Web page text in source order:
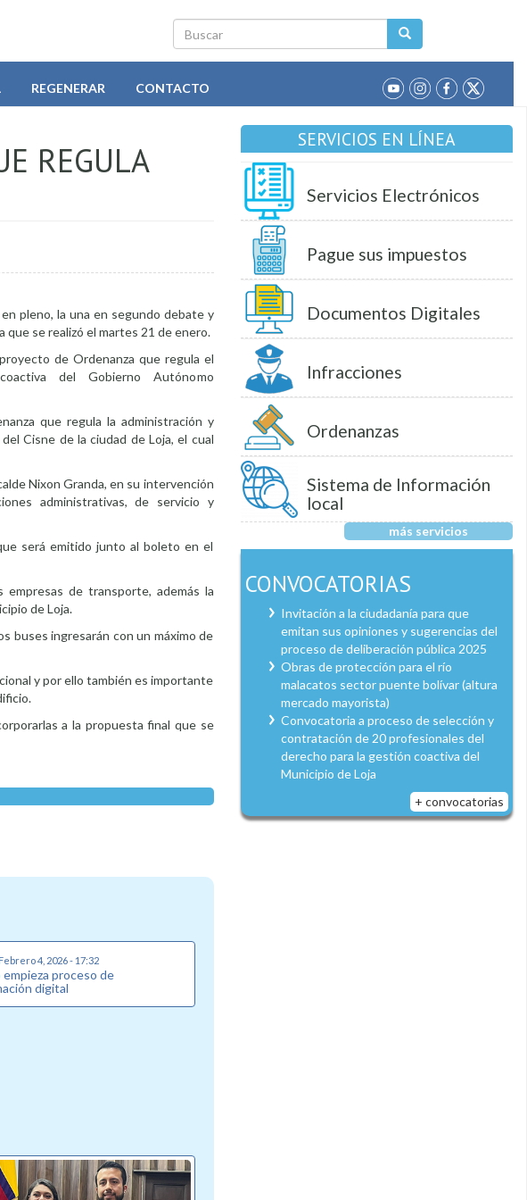
Buscar
REGENERAR CONTACTO
REGULA
pleno, la una en segundo debate y
que se realizó el martes 21 de enero.
de Ordenanza que regula el
del Gobierno Autónomo
que regula la administración y
Cisne de la ciudad de Loja, el cual
Nixon Granda, en su intervención
administrativas, de servicio y
será emitido junto al boleto en el
de transporte, además la
de Loja.
buses ingresarán con un máximo de
y por ello también es importante
a la propuesta final que se
4, 2026 - 17:32
proceso de
digital
SERVICIOS EN LÍNEA
Servicios Electrónicos
Pague sus impuestos
Documentos Digitales
Infracciones
Ordenanzas
Sistema de Información
local
más servicios
CONVOCATORIAS
Invitación a la ciudadanía para que
emitan sus opiniones y sugerencias del
proceso de deliberación pública 2025
Obras de protección para el río
malacatos sector puente bolívar (altura
mercado mayorista)
Convocatoria a proceso de selección y
contratación de 20 profesionales del
derecho para la gestión coactiva del
Municipio de Loja
+ convocatorias